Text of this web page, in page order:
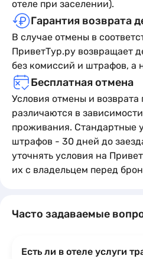
отеле при заселении).
Гарантия возврата
В случае отмены в
ПриветТур.ру возвращает
без комиссий и штрафов, а
Бесплатная отмена
Условия отмены и возврата
различаются в
проживания. Стандартные
штрафов - 30 дней до
уточнять условия на
их с владельцем перед
Часто задаваемые
Есть ли в отеле услуги